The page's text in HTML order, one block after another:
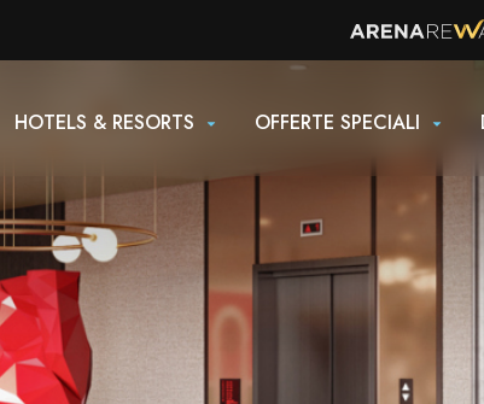
HOTELS & RESORTS OFFERTE SPECIALI